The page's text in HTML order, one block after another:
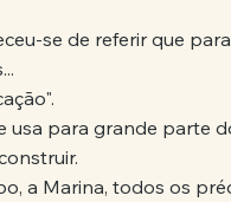
se de referir que
usa para grande parte
a Marina, todos os